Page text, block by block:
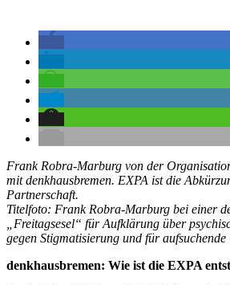
Frank Robra-Marburg von der
mit denkhausbremen. EXPA ist die
Partnerschaft.
Titelfoto: Frank Robra-Marburg bei einer
„Freitagsesel“ für Aufklärung über
gegen Stigmatisierung und für aufsuchende
denkhausbremen: Wie ist die EXPA